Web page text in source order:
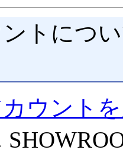
トにつ
カウント